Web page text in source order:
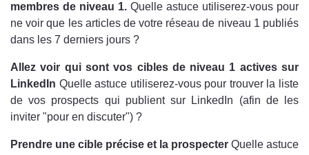
membres de niveau 1. Quelle astuce utiliserez-vous pour
ne voir que les articles de votre réseau de niveau 1 publiés
dans les 7 derniers jours ?
Allez voir qui sont vos cibles de niveau 1 actives sur
LinkedIn Quelle astuce utiliserez-vous pour trouver la liste
de vos prospects qui publient sur LinkedIn (afin de les
inviter "pour en discuter") ?
Prendre une cible précise et la prospecter Quelle astuce